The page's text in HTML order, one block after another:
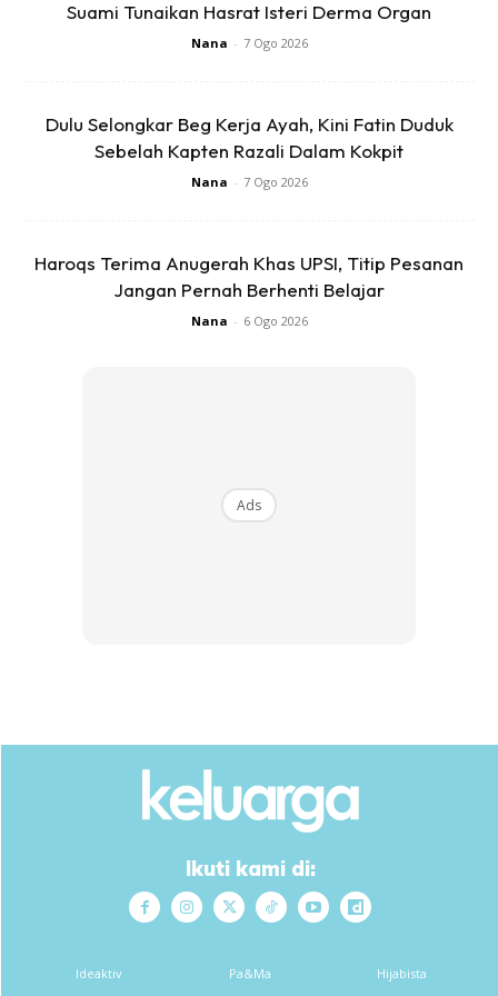
4) Ibu pada awal kehamilan dengan muntah-muntah
teruk, juga tak disarankan berpuasa.
Ads
Suami Tunaikan Hasrat Isteri Derma Organ
Nana - 7 Ogo 2026
Dulu Selongkar Beg Kerja Ayah, Kini Fatin Duduk
Sebelah Kapten Razali Dalam Kokpit
Nana - 7 Ogo 2026
Haroqs Terima Anugerah Khas UPSI, Titip Pesanan
Jangan Pernah Berhenti Belajar
Nana - 6 Ogo 2026
Ads
Ikuti kami di:
Ideaktiv Pa&Ma Hijabista